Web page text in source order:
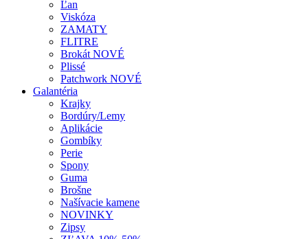
Ľan
Viskóza
ZAMATY
FLITRE
Brokát NOVÉ
Plissé
Patchwork NOVÉ
Galantéria
Krajky
Bordúry/Lemy
Aplikácie
Gombíky
Perie
Spony
Guma
Brošne
Našívacie kamene
NOVINKY
Zipsy